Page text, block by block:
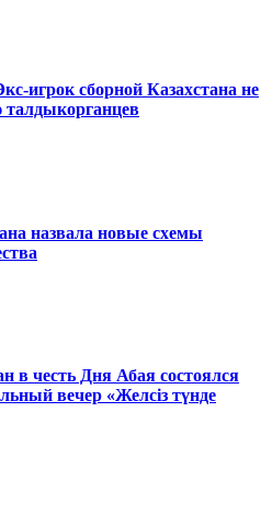
игрок сборной Казахстана не
назвала новые схемы
в честь Дня Абая состоялся
вечер «Желсіз түнде